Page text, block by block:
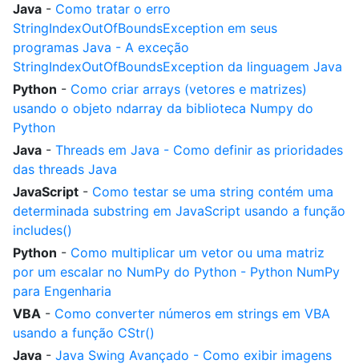
Java - Como tratar o erro
StringIndexOutOfBoundsException em seus
programas Java - A exceção
StringIndexOutOfBoundsException da linguagem Java
Python - Como criar arrays (vetores e matrizes)
usando o objeto ndarray da biblioteca Numpy do
Python
Java - Threads em Java - Como definir as prioridades
das threads Java
JavaScript - Como testar se uma string contém uma
determinada substring em JavaScript usando a função
includes()
Python - Como multiplicar um vetor ou uma matriz
por um escalar no NumPy do Python - Python NumPy
para Engenharia
VBA - Como converter números em strings em VBA
usando a função CStr()
Java - Java Swing Avançado - Como exibir imagens